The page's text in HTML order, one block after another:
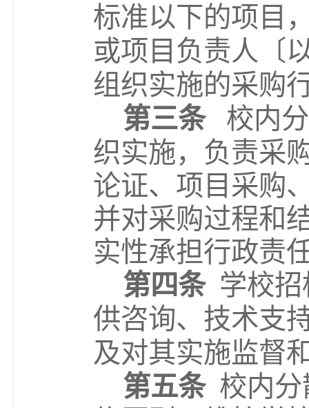
标准以下的项目
或项目负责人 〔
组织实施的采购
第三条
校内
织实施，负责采
论证、项目采购
并对采购过程和
实性承担行政责
第四条 学校
供咨询、技术支
及对其实施监督
第五条 校内